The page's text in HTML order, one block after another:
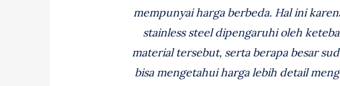
mempunyai harga berbeda. Hal ini
stainless steel dipengaruhi oleh
material tersebut, serta berapa besar
bisa mengetahui harga lebih detail